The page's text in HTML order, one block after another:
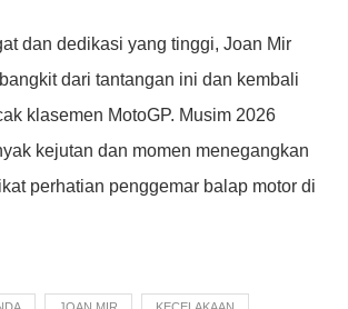
dan dedikasi yang tinggi, Joan Mir
dari tantangan ini dan kembali
klasemen MotoGP. Musim 2026
kejutan dan momen menegangkan
perhatian penggemar balap motor di